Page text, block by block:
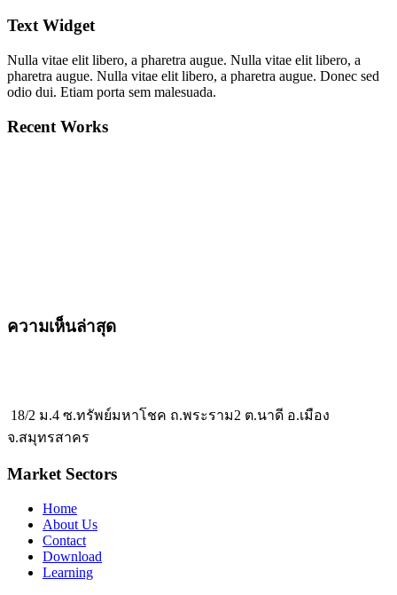
Text Widget
Nulla vitae elit libero, a pharetra augue. Nulla vitae elit libero, a
pharetra augue. Nulla vitae elit libero, a pharetra augue. Donec sed
odio dui. Etiam porta sem malesuada.
Recent Works
ความเห็นล่าสุด
18/2 ม.4 ซ.ทรัพย์มหาโชค ถ.พระราม2 ต.นาดี อ.เมือง
จ.สมุทรสาคร
Market Sectors
Home
About Us
Contact
Download
Learning